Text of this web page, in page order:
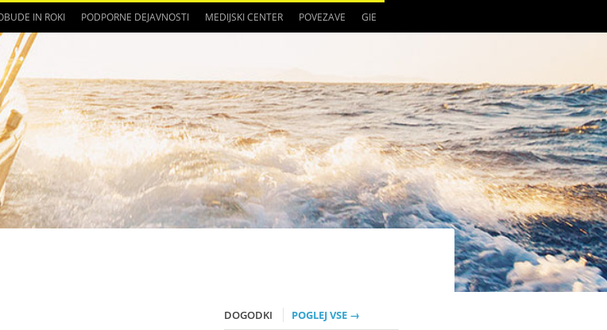
IN ROKI PODPORNE DEJAVNOSTI MEDIJSKI CENTER POVEZAVE GIE
DOGODKI POGLEJ VSE →